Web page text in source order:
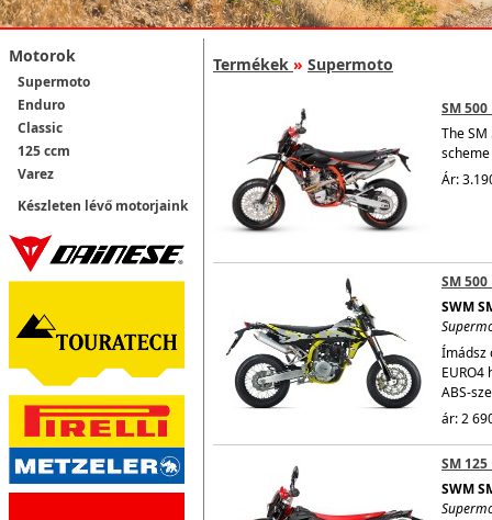
Motorok
Supermoto
Enduro
Classic
125 ccm
Varez
Készleten lévő motorjaink
Termékek » Supermoto
SM 500
The
Ár:
SM 500
SWM
Ímádsz
ABS-
ár: 2
SM 125
SWM